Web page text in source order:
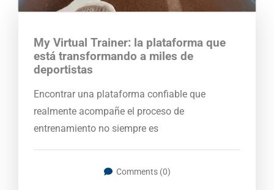
My Virtual Trainer: la plataforma que
está transformando a miles de
deportistas
Encontrar una plataforma confiable que
realmente acompañe el proceso de
entrenamiento no siempre es
Comments (0)